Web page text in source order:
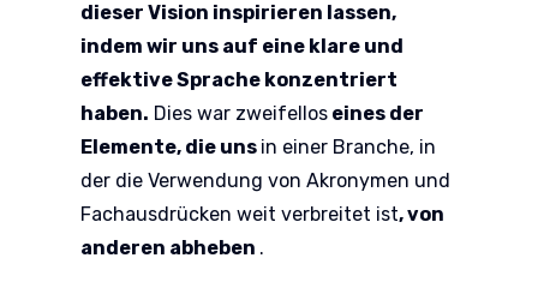
dieser Vision inspirieren lassen,
indem wir uns auf eine klare und
effektive Sprache konzentriert
haben. Dies war zweifelloseines der
Elemente, die uns in einer Branche, in
der die Verwendung von Akronymen und
Fachausdrücken weit verbreitet ist, von
anderen abheben .